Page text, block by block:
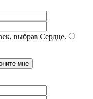
выбрав Сердце.